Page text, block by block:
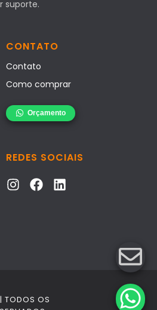
suporte.
CONTATO
Contato
Como comprar
REDES SOCIAIS
TODOS OS